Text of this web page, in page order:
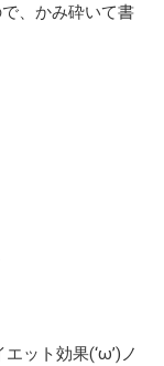
、かみ砕いて書
ット効果(‘ω’)ノ